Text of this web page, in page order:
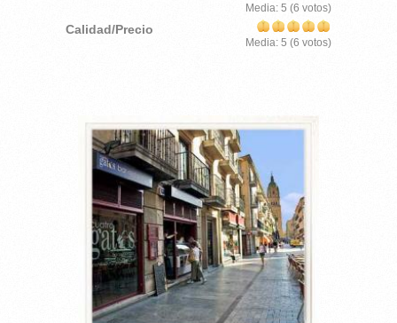
Media: 5 (6 votos)
Calidad/Precio
Media: 5 (6 votos)